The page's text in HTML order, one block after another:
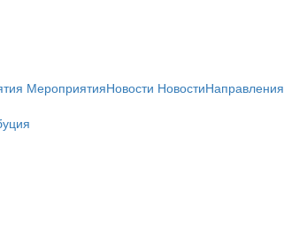
МероприятияНовости НовостиНаправления